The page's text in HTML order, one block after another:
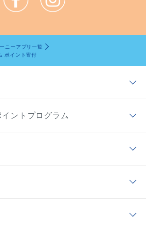
ニーアプリ一覧
ポイント寄付
）
ントプログラム
いて
トプログラムサイト
ン
つ